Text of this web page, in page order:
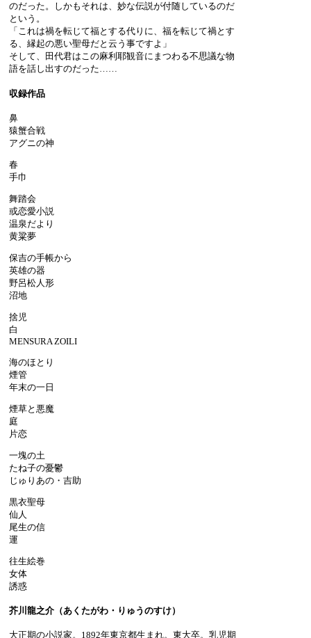
のだった。しかもそれは、妙な伝説が付随しているのだ
という。
「これは禍を転じて福とする代りに、福を転じて禍とす
る、縁起の悪い聖母だと云う事ですよ」
そして、田代君はこの麻利耶観音にまつわる不思議な物
語を話し出すのだった……
収録作品
鼻
猿蟹合戦
アグニの神
春
手巾
舞踏会
或恋愛小説
温泉だより
黄粱夢
保吉の手帳から
英雄の器
野呂松人形
沼地
捨児
白
MENSURA ZOILI
海のほとり
煙管
年末の一日
煙草と悪魔
庭
片恋
一塊の土
たね子の憂鬱
じゅりあの・吉助
黒衣聖母
仙人
尾生の信
運
往生絵巻
女体
誘惑
芥川龍之介（あくたがわ・りゅうのすけ）
大正期の小説家。1892年東京都生まれ。東大卒。乳児期